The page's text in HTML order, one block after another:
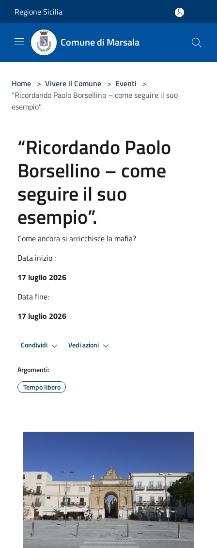
Regione Sicilia
Comune di Marsala
Home > Vivere il Comune > Eventi >
“Ricordando Paolo Borsellino – come seguire il suo
esempio”.
“Ricordando Paolo
Borsellino – come
seguire il suo
esempio”.
Come ancora si arricchisce la mafia?
Data inizio :
17 luglio 2026
Data fine:
17 luglio 2026
Condividi Vedi azioni
Argomenti:
Tempo libero